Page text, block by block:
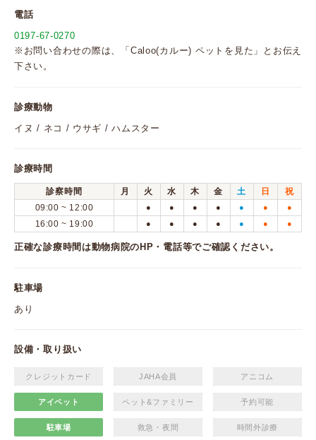
電話
0197-67-0270
※お問い合わせの際は、「Caloo(カルー) ペットを見た」とお伝え
下さい。
診療動物
イヌ / ネコ / ウサギ / ハムスター
診療時間
診察時間 月 火 水 木 金 土 日
祝
09:00 ~ 12:00
● ● ● ● ● ● ●
16:00 ~ 19:00 ● ● ● ● ● ● ●
正確な診療時間は動物病院のHP・電話等でご確認ください。
駐車場
あり
設備・取り扱い
クレジットカード JAHA会員 アニコム
アイペット ペット&ファミリー 予約可能
駐車場 救急・夜間 時間外診療